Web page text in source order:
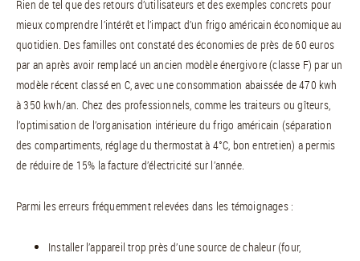
Rien de tel que des retours d’utilisateurs et des exemples concrets pour
mieux comprendre l’intérêt et l’impact d’un frigo américain économique au
quotidien. Des familles ont constaté des économies de près de 60 euros
par an après avoir remplacé un ancien modèle énergivore (classe F) par un
modèle récent classé en C, avec une consommation abaissée de 470 kwh
à 350 kwh/an. Chez des professionnels, comme les traiteurs ou gîteurs,
l’optimisation de l’organisation intérieure du frigo américain (séparation
des compartiments, réglage du thermostat à 4°C, bon entretien) a permis
de réduire de 15% la facture d’électricité sur l’année.
Parmi les erreurs fréquemment relevées dans les témoignages :
Installer l’appareil trop près d’une source de chaleur (four,